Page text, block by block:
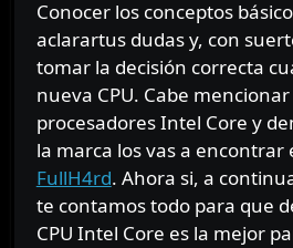
Conocer los conceptos
aclarartus dudas y, con
tomar la decisión correcta
nueva CPU. Cabe
procesadores Intel Core y
la marca los vas a encontrar
FullH4rd. Ahora si, a
te contamos todo para que
CPU Intel Core es la mejor